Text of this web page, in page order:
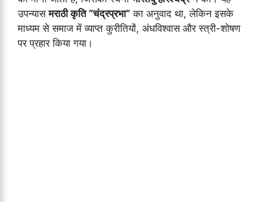
उपन्यासमराठी कृति “चंद्रप्रभा” का अनुवाद था, लेकिन इसके
माध्यम से समाज में व्याप्त कुरीतियों, अंधविश्वास और स्त्री-शोषण
पर प्रहार किया गया।